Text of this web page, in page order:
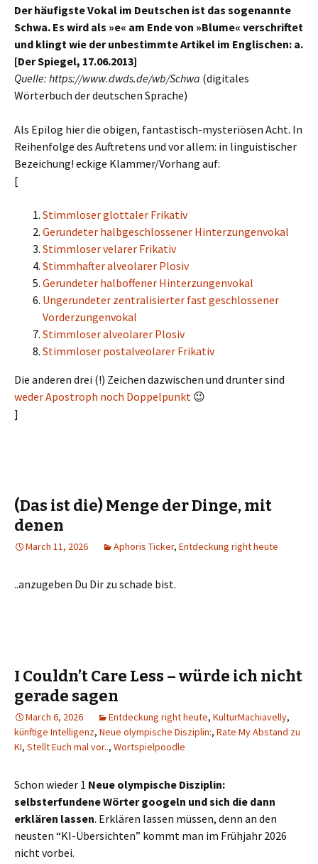
Der häufigste Vokal im Deutschen ist das sogenannte
Schwa. Es wird als »e« am Ende von »Blume« verschriftet
und klingt wie der unbestimmte Artikel im Englischen: a.
[Der Spiegel, 17.06.2013]
Quelle: https://www.dwds.de/wb/Schwa (digitales
Wörterbuch der deutschen Sprache)
Als Epilog hier die obigen, fantastisch-mysteriösen Acht. In
Reihenfolge des Auftretens und vor allem: in linguistischer
Bezeichung! eckige Klammer/Vorhang auf:
[
Stimmloser glottaler Frikativ
Gerundeter halbgeschlossener Hinterzungenvokal
Stimmloser velarer Frikativ
Stimmhafter alveolarer Plosiv
Gerundeter halboffener Hinterzungenvokal
Ungerundeter zentralisierter fast geschlossener
Vorderzungenvokal
Stimmloser alveolarer Plosiv
Stimmloser postalveolarer Frikativ
Die anderen drei (!) Zeichen dazwischen und drunter sind
weder Apostroph noch Doppelpunkt 😉
]
(Das ist die) Menge der Dinge, mit
denen
March 11, 2026 Aphoris Ticker, Entdeckung right heute
..anzugeben Du Dir zu schade bist.
I Couldn’t Care Less – würde ich nicht
gerade sagen
March 6, 2026 Entdeckung right heute, KulturMachiavelly,
künftige Intelligenz, Neue olympische Disziplin:, Rate My Abstand zu
KI, Stellt Euch mal vor.., Wortspielpoodle
Schon wieder 1 Neue olympische Disziplin:
selbsterfundene Wörter googeln und sich die dann
erklären lassen. Erklären lassen müssen, denn an den
neusten “KI-Übersichten” kommt man im Frühjahr 2026
nicht vorbei.